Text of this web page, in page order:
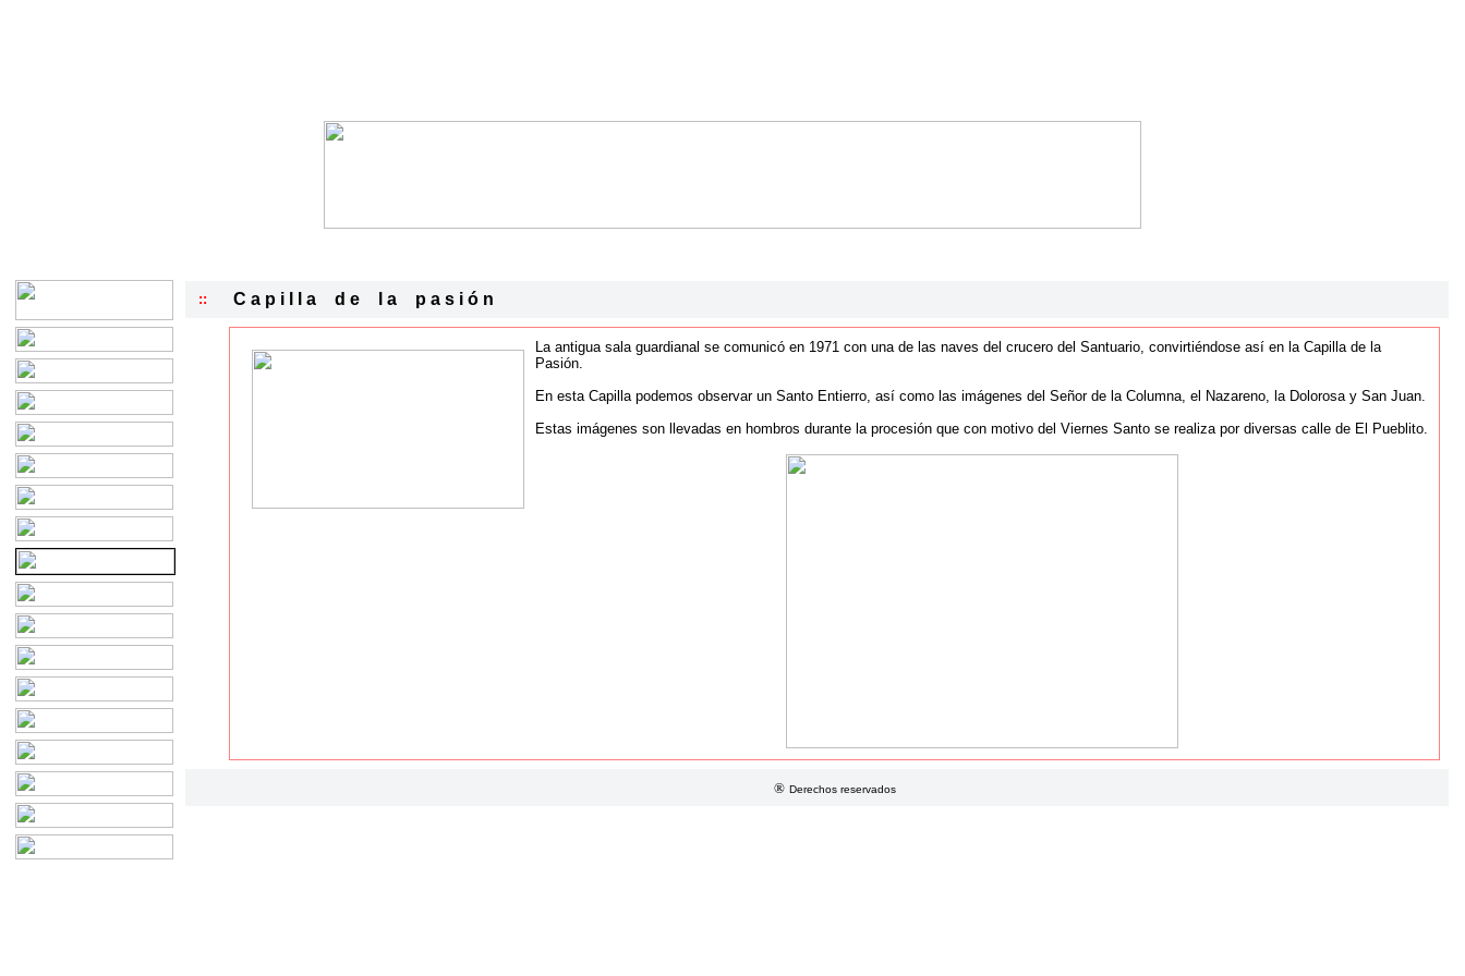
:: C a p i l l a d e l a p a s i ó n
La antigua sala guardianal se comunicó en 1971 con una de las naves del crucero del Santuario, convirtiéndose así en la Capilla de la
Pasión.
En esta Capilla podemos observar un Santo Entierro, así como las imágenes del Señor de la Columna, el Nazareno, la Dolorosa y San Juan.
Estas imágenes son llevadas en hombros durante la procesión que con motivo del Viernes Santo se realiza por diversas calle de El Pueblito.
® Derechos reservados